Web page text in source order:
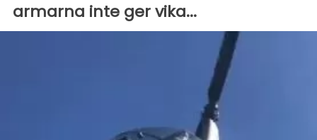
armarna inte ger vika...